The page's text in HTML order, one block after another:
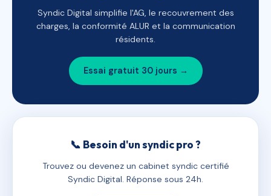
Syndic Digital simplifie l'AG, le recouvrement des
charges, la conformité ALUR et la communication
résidents.
Essai gratuit 30 jours →
📞 Besoin d'un syndic pro ?
Trouvez ou devenez un cabinet syndic certifié
Syndic Digital. Réponse sous 24h.